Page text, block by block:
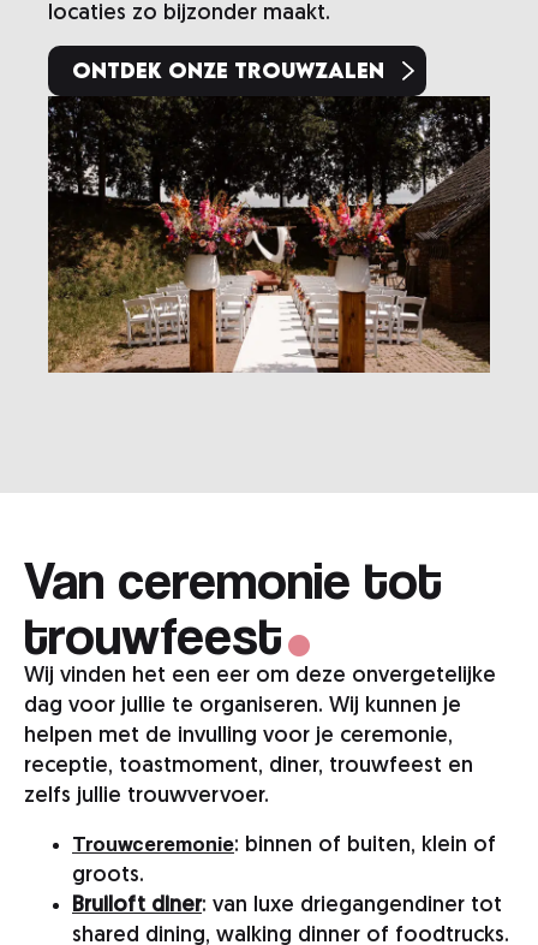
locaties zo bijzonder maakt.
Ontdek onze trouwzalen
Van ceremonie tot
trouwfeest.
Wij vinden het een eer om deze onvergetelijke
dag voor jullie te organiseren. Wij kunnen je
helpen met de invulling voor je ceremonie,
receptie, toastmoment, diner, trouwfeest en
zelfs jullie trouwvervoer.
Trouwceremonie: binnen of buiten, klein of
groots.
Bruiloft diner: van luxe driegangendiner tot
shared dining, walking dinner of foodtrucks.